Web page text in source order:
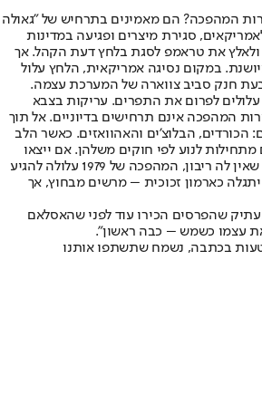
המהפכה? הם מאמינים בתרחיש של "גאולה
סגירת מיצרים ופגיעה במדינות
ולאלץ את טראמפ לסגת בלחץ דעת הקהל. אך
במקום נסיגה אמריקאית, הלחץ עלול
חנק סביב צווארה של המערכת עצמה.
לפרום את התפרים. עריקות בצבא
המהפכה אינם תרחישים בדיוניים. אל תוך
הכורדים, הבלוצ'ים והאהוואזים. כאשר הלב
לנוע לפי חוקים משלהן. אם ייצאו
ההמונים לרחובות בסערה שאין לה ריבון, המהפכה של 1979 עלולה להגיע
כארמון זכוכית – מרשים מבחוץ, אך
שהפרסים הכירו עוד לפני שהאסלאם
עצמו כשמש – כבה ראשון".
בכתבה, נשמח שתשתפו אותנו